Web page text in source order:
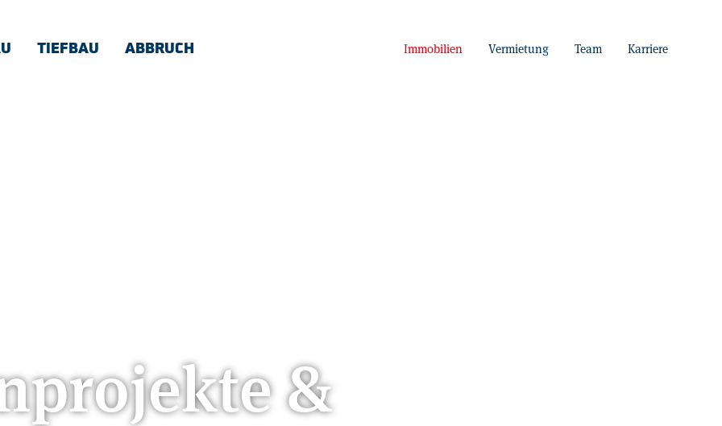
TIEFBAU ABBRUCH Immobilien Vermietung Team Karriere
&